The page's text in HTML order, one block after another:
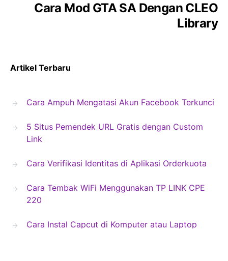
Cara Mod GTA SA Dengan CLEO
Library
Artikel Terbaru
Cara Ampuh Mengatasi Akun Facebook Terkunci
5 Situs Pemendek URL Gratis dengan Custom
Link
Cara Verifikasi Identitas di Aplikasi Orderkuota
Cara Tembak WiFi Menggunakan TP LINK CPE
220
Cara Instal Capcut di Komputer atau Laptop